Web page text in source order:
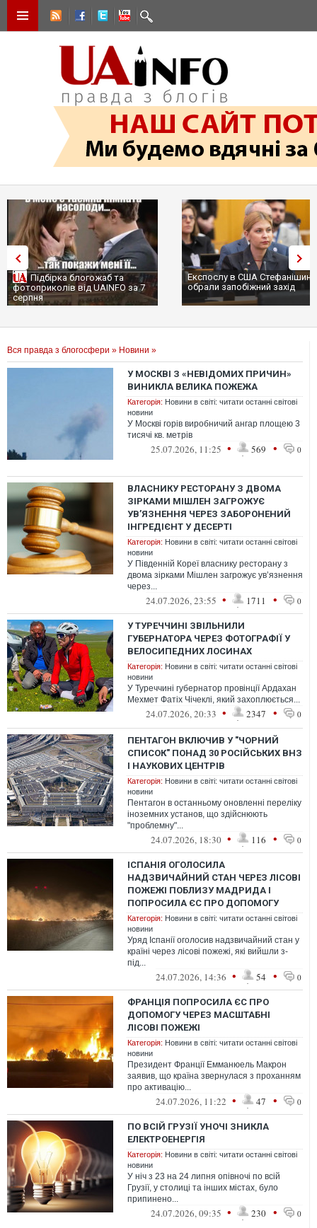
Підбірка блогожаб та
фотоприколів від UAINFO за 7
серпня
Експослу в США Стефанішиній
обрали запобіжний захід
Вся правда з блогосфери » Новини »
У МОСКВІ З «НЕВІДОМИХ ПРИЧИН»
ВИНИКЛА ВЕЛИКА ПОЖЕЖА
Категорія: Новини в світі: читати останні світові
новини
У Москві горів виробничий ангар площею 3
тисячі кв. метрів
25.07.2026, 11:25 • 569 • 0
ВЛАСНИКУ РЕСТОРАНУ З ДВОМА
ЗІРКАМИ МІШЛЕН ЗАГРОЖУЄ
УВ’ЯЗНЕННЯ ЧЕРЕЗ ЗАБОРОНЕНИЙ
ІНГРЕДІЄНТ У ДЕСЕРТІ
Категорія: Новини в світі: читати останні світові
новини
У Південній Кореї власнику ресторану з
двома зірками Мішлен загрожує ув’язнення
через...
24.07.2026, 23:55 • 1711 • 0
У ТУРЕЧЧИНІ ЗВІЛЬНИЛИ
ГУБЕРНАТОРА ЧЕРЕЗ ФОТОГРАФІЇ У
ВЕЛОСИПЕДНИХ ЛОСИНАХ
Категорія: Новини в світі: читати останні світові
новини
У Туреччині губернатор провінції Ардахан
Мехмет Фатіх Чічеклі, який захоплюється...
24.07.2026, 20:33 • 2347 • 0
ПЕНТАГОН ВКЛЮЧИВ У "ЧОРНИЙ
СПИСОК" ПОНАД 30 РОСІЙСЬКИХ ВНЗ
І НАУКОВИХ ЦЕНТРІВ
Категорія: Новини в світі: читати останні світові
новини
Пентагон в останньому оновленні переліку
іноземних установ, що здійснюють
"проблемну"...
24.07.2026, 18:30 • 116 • 0
ІСПАНІЯ ОГОЛОСИЛА
НАДЗВИЧАЙНИЙ СТАН ЧЕРЕЗ ЛІСОВІ
ПОЖЕЖІ ПОБЛИЗУ МАДРИДА І
ПОПРОСИЛА ЄС ПРО ДОПОМОГУ
Категорія: Новини в світі: читати останні світові
новини
Уряд Іспанії оголосив надзвичайний стан у
країні через лісові пожежі, які вийшли з-
під...
24.07.2026, 14:36 • 54 • 0
ФРАНЦІЯ ПОПРОСИЛА ЄС ПРО
ДОПОМОГУ ЧЕРЕЗ МАСШТАБНІ
ЛІСОВІ ПОЖЕЖІ
Категорія: Новини в світі: читати останні світові
новини
Президент Франції Емманюель Макрон
заявив, що країна звернулася з проханням
про активацію...
24.07.2026, 11:22 • 47 • 0
ПО ВСІЙ ГРУЗІЇ УНОЧІ ЗНИКЛА
ЕЛЕКТРОЕНЕРГІЯ
Категорія: Новини в світі: читати останні світові
новини
У ніч з 23 на 24 липня опівночі по всій
Грузії, у столиці та інших містах, було
припинено...
24.07.2026, 09:35 • 230 • 0